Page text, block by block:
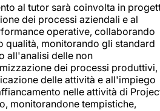
al tutor sarà coinvolta in
dei processi aziendali e al
operative, collaborando
qualità, monitorando gli standard
all'analisi delle non
dei processi produttivi,
delle attività e all'impiego
nelle attività di
monitorandone tempistiche,